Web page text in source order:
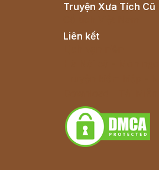
Truyện Xưa Tích Cũ
Liên kết